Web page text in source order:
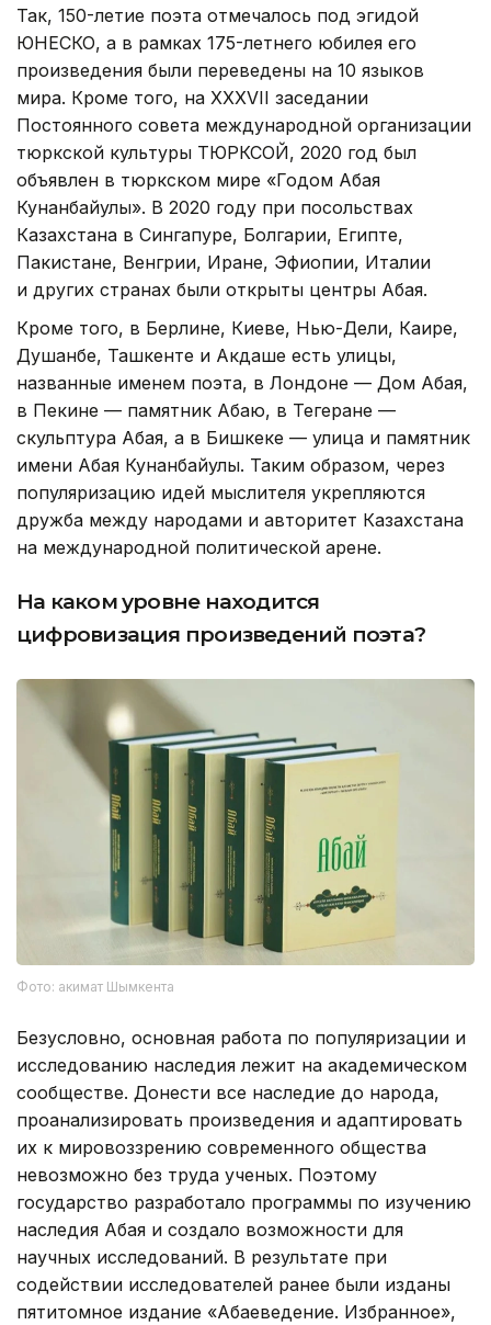
Так, 150-летие поэта отмечалось под эгидой
ЮНЕСКО, а в рамках 175-летнего юбилея его
произведения были переведены на 10 языков
мира. Кроме того, на XXXVII заседании
Постоянного совета международной организации
тюркской культуры ТЮРКСОЙ, 2020 год был
объявлен в тюркском мире «Годом Абая
Кунанбайулы». В 2020 году при посольствах
Казахстана в Сингапуре, Болгарии, Египте,
Пакистане, Венгрии, Иране, Эфиопии, Италии
и других странах были открыты центры Абая.
Кроме того, в Берлине, Киеве, Нью-Дели, Каире,
Душанбе, Ташкенте и Акдаше есть улицы,
названные именем поэта, в Лондоне — Дом Абая,
в Пекине — памятник Абаю, в Тегеране —
скульптура Абая, а в Бишкеке — улица и памятник
имени Абая Кунанбайулы. Таким образом, через
популяризацию идей мыслителя укрепляются
дружба между народами и авторитет Казахстана
на международной политической арене.
На каком уровне находится
цифровизация произведений поэта?
Фото: акимат Шымкента
Безусловно, основная работа по популяризации и
исследованию наследия лежит на академическом
сообществе. Донести все наследие до народа,
проанализировать произведения и адаптировать
их к мировоззрению современного общества
невозможно без труда ученых. Поэтому
государство разработало программы по изучению
наследия Абая и создало возможности для
научных исследований. В результате при
содействии исследователей ранее были изданы
пятитомное издание «Абаеведение. Избранное»,